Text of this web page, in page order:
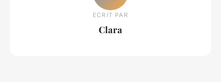
ECRIT PAR
Clara